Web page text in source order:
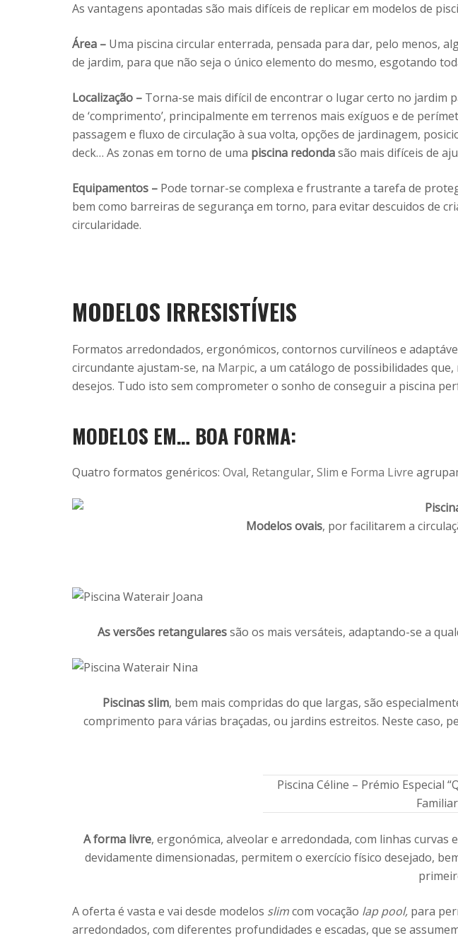
As vantagens apontadas são mais difíceis de replicar em modelos de
Área – Uma piscina circular enterrada, pensada para dar, pelo menos,
de jardim, para que não seja o único elemento do mesmo, esgotando
Localização – Torna-se mais difícil de encontrar o lugar certo no jardim
de ‘comprimento’, principalmente em terrenos mais exíguos e de
passagem e fluxo de circulação à sua volta, opções de jardinagem,
deck… As zonas em torno de uma piscina redondasão mais difíceis de
Equipamentos – Pode tornar-se complexa e frustrante a tarefa de
bem como barreiras de segurança em torno, para evitar descuidos de
circularidade.
MODELOS IRRESISTÍVEIS
Formatos arredondados, ergonómicos, contornos curvilíneos e
circundante ajustam-se, na Marpic, a um catálogo de possibilidades
desejos. Tudo isto sem comprometer o sonho de conseguir a piscina
MODELOS EM… BOA FORMA:
Quatro formatos genéricos: Oval, Retangular, Slim e Forma Livre
Modelos ovais, por facilitarem a
As versões retangularessão os mais versáteis, adaptando-se a
Piscinas slim, bem mais compridas do que largas, são
comprimento para várias braçadas, ou jardins estreitos. Neste caso,
Piscina Céline – Prémio Especial
A forma livre, ergonómica, alveolar e arredondada, com linhas curvas
devidamente dimensionadas, permitem o exercício físico desejado,
A oferta é vasta e vai desde modelos slimcom vocação lap pool, para
arredondados, com diferentes profundidades e escadas, que se